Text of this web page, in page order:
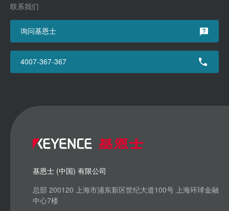
联系我们
询问基恩士
4007-367-367
基恩士 (中国) 有限公司
总部 200120 上海市浦东新区世纪大道100号 上海环球金融
中心7楼